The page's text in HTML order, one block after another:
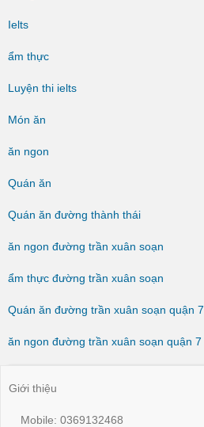
Ielts
ẩm thực
Luyện thi ielts
Món ăn
ăn ngon
Quán ăn
Quán ăn đường thành thái
ăn ngon đường trần xuân soạn
ẩm thực đường trần xuân soạn
Quán ăn đường trần xuân soạn quận 7
ăn ngon đường trần xuân soạn quận 7
Giới thiệu
Mobile: 0369132468